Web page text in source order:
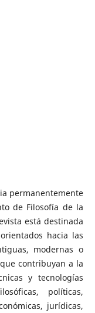
permanentemente
de Filosofía de la
está destinada
hacia las
modernas o
contribuyan a la
y tecnologías
políticas,
jurídicas,